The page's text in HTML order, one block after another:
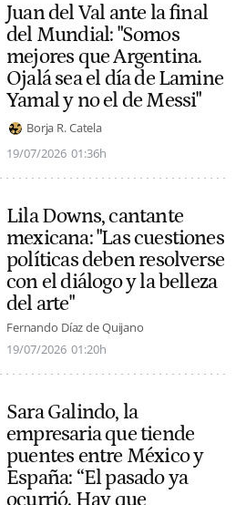
Juan del Val ante la final
del Mundial: "Somos
mejores que Argentina.
Ojalá sea el día de Lamine
Yamal y no el de Messi"
Borja R. Catela
19/07/2026 01:36h
Lila Downs, cantante
mexicana: "Las cuestiones
políticas deben resolverse
con el diálogo y la belleza
del arte"
Fernando Díaz de Quijano
19/07/2026 01:20h
Sara Galindo, la
empresaria que tiende
puentes entre México y
España: “El pasado ya
ocurrió. Hay que